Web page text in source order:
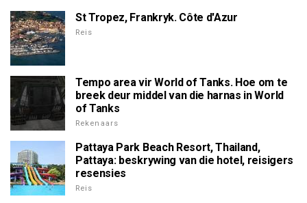
St Tropez, Frankryk. Côte d'Azur
Reis
Tempo area vir World of Tanks. Hoe om te
breek deur middel van die harnas in World
of Tanks
Rekenaars
Pattaya Park Beach Resort, Thailand,
Pattaya: beskrywing van die hotel, reisigers
resensies
Reis